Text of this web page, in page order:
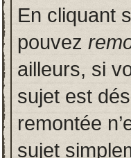
En cliquant
pouvez
ailleurs, si
sujet est
remontée
sujet